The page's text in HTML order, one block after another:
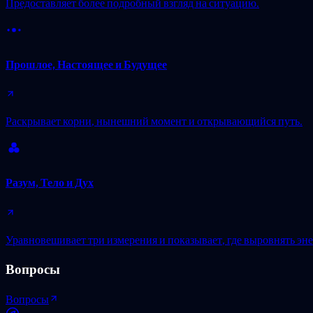
Прошлое, Настоящее и Будущее
Раскрывает корни, нынешний момент и открывающийся путь.
Разум, Тело и Дух
Уравновешивает три измерения и показывает, где выровнять
Вопросы
Вопросы